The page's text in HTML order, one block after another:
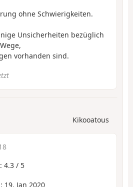
ohne Schwierigkeiten.
Unsicherheiten bezüglich
vorhanden sind.
Kikooatous
: 4.3 / 5
: 19. Jan 2020